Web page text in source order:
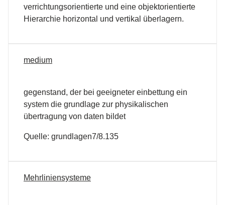
verrichtungsorientierte und eine objektorientierte
Hierarchie horizontal und vertikal überlagern.
medium
gegenstand, der bei geeigneter einbettung ein
system die grundlage zur physikalischen
übertragung von daten bildet
Quelle: grundlagen7/8.135
Mehrliniensysteme